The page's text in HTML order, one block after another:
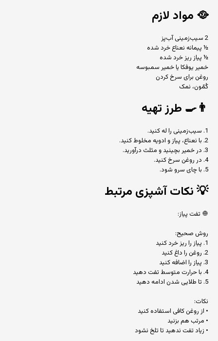
🥘 مواد لازم
2 سیب‌زمینی آب‌پز
½ پیمانه نعناع خرد شده
½ پیاز ریز خرد شده
خمیر یوفکا یا خمیر سمبوسه
روغن برای سرخ کردن
کُمّون، نمک
👨‍🍳 طرز تهیه
1. سیب‌زمینی را له کنید.
2. با نعناع، پیاز و ادویه مخلوط کنید.
3. در خمیر بچینید و مثلث درآورید.
4. در روغن سرخ کنید.
5. با چای سرو شود.
💡نکات آشپزی مرتبط
🧅 تفت پیاز:
روش صحیح:
1. پیاز را ریز خرد کنید
2. روغن را داغ کنید
3. پیاز را اضافه کنید
4. با حرارت متوسط تفت دهید
5. تا طلایی شدن ادامه دهید
نکات:
• از روغن کافی استفاده کنید
• مرتب هم بزنید
• زیاد تفت ندهید تا تلخ نشود